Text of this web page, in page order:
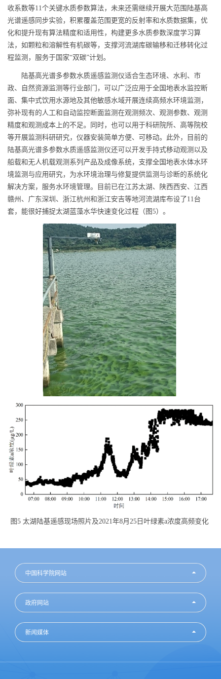
收系数等11 个关键水质参数算法，未来还需继续开展大范围陆基高
光谱遥感同步实验，积累覆盖范围更宽的反射率和水质数据集，优
化和提升现有算法精度和适用性，构建更多水质参数深度学习算
法，如颗粒和溶解性有机碳等，支撑河流湖库碳输移和迁移转化过
程监测，服务于国家“双碳”计划。
陆基高光谱多参数水质遥感监测仪适合生态环境、水利、市
政、自然资源监测等行业部门，可以广泛应用于全国地表水监控断
面、集中式饮用水源地及其他敏感水域开展连续高频水环境监测，
弥补现有的人工和自动监控断面监测在观测频次、观测参数、观测
精度和观测成本上的不足。同时，也可以用于科研院所、高等院校
等开展监测科研研究，仪器安装简单方便、可移动。此外，目前的
陆基高光谱多参数水质遥感监测仪还可以开发手持式移动观测以及
船载和无人机载观测系列产品及成像系统，支撑全国地表水体水环
境监测与应用研究，为水环境治理与修复提供监测与诊断的系统化
解决方案，服务水环境管理。目前已在江苏太湖、陕西西安、江西
赣州、广东深圳、浙江杭州和浙江安吉等地河流湖库布设了 11 台
套，能很好捕捉太湖蓝藻水华快速变化过程（图5）。
图5 太湖陆基遥感现场照片及2021年8月 25 日叶绿素a浓度高频变化
中国科学院网站
政府网站
新闻媒体